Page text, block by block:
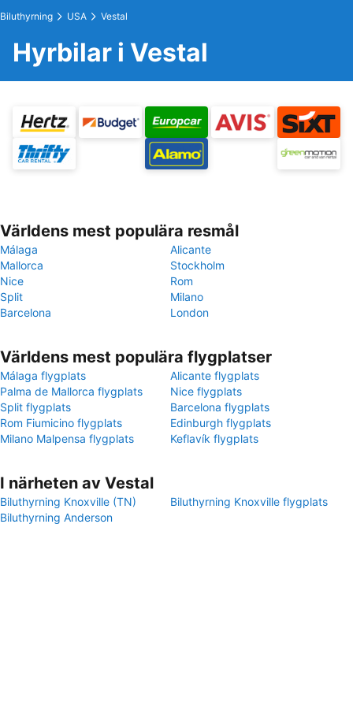
Biluthyrning USA Vestal
Hyrbilar i Vestal
Världens mest populära resmål
Málaga
Alicante
Mallorca
Stockholm
Nice
Rom
Split
Milano
Barcelona
London
Världens mest populära flygplatser
Málaga flygplats
Alicante flygplats
Palma de Mallorca flygplats
Nice flygplats
Split flygplats
Barcelona flygplats
Rom Fiumicino flygplats
Edinburgh flygplats
Milano Malpensa flygplats
Keflavík flygplats
I närheten av Vestal
Biluthyrning Knoxville (TN)
Biluthyrning Knoxville flygplats
Biluthyrning Anderson